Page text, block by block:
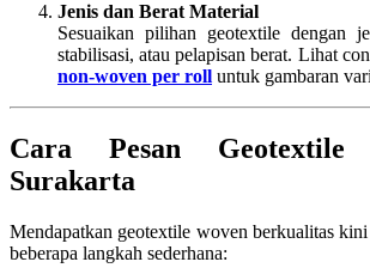
Jenis dan Berat Material
Sesuaikan pilihan geotextile dengan
stabilisasi, atau pelapisan berat. Lihat
non-woven per roll untuk gambaran
Cara Pesan
Surakarta
Mendapatkan geotextile woven berkualitas
beberapa langkah sederhana: